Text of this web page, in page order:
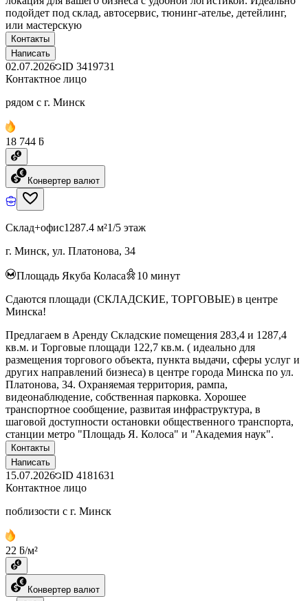
подойдет под склад, автосервис, тюнинг-ателье, детейлинг,
или мастерскую
Контакты
Написать
02.07.2026 ID 3419731
Контактное лицо
рядом с г. Минск
18 744 ƃ
Конвертер валют
Склад+офис1287.4 м²1/5 этаж
г. Минск, ул. Платонова, 34
Площадь Якуба Коласа 10 минут
Сдаются площади (СКЛАДСКИЕ, ТОРГОВЫЕ) в центре
Минска!
Предлагаем в Аренду Складcкие помещения 283,4 и 1287,4
кв.м. и Торговые площади 122,7 кв.м. ( идеально для
размещения торгового объекта, пункта выдачи, сферы услуг и
других направлений бизнеса) в центре города Минска по ул.
Платонова, 34. Охраняемая территория, рампа,
видеонаблюдение, собственная парковка. Хорошее
транспортное сообщение, развитая инфраструктура, в
шаговой доступности остановки общественного транспорта,
станции метро "Площадь Я. Колоса" и "Академия наук".
Контакты
Написать
15.07.2026 ID 4181631
Контактное лицо
поблизости с г. Минск
22 ƃ/м²
Конвертер валют